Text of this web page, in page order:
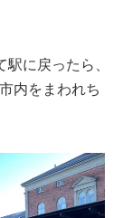
に戻ったら、
内をまわれち